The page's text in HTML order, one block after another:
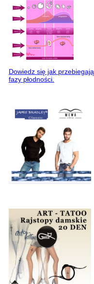
Dowiedz się jak przebiegają
fazy płodności.